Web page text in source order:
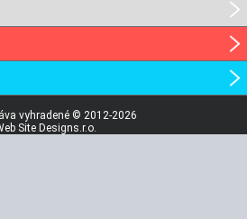
vyhradené © 2012-2026
Site Designs.r.o.